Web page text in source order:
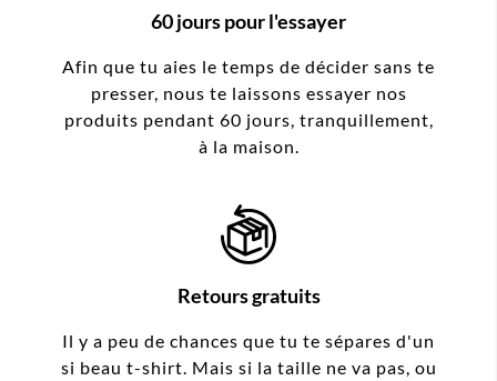
60 jours pour l'essayer
Afin que tu aies le temps de décider sans te
presser, nous te laissons essayer nos
produits pendant 60 jours, tranquillement,
à la maison.
Retours gratuits
Il y a peu de chances que tu te sépares d'un
si beau t-shirt. Mais si la taille ne va pas, ou